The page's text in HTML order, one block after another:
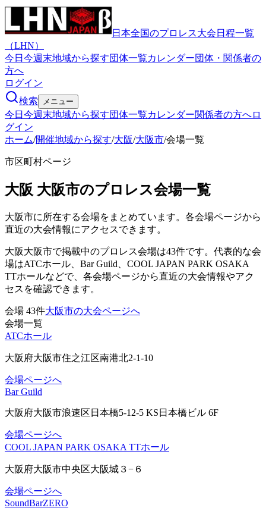
日本全国のプロレス大会日程一覧
（LHN）
今日 今週末地域から探す団体一覧カレンダー団体・関係者の
方へ
ログイン
検索
メニュー
今日 今週末地域から探す団体一覧カレンダー関係者の方へロ
グイン
ホーム/開催地域から探す/大阪/大阪市/会場一覧
市区町村ページ
大阪 大阪市のプロレス会場一覧
大阪市に所在する会場をまとめています。各会場ページから
直近の大会情報にアクセスできます。
大阪大阪市で掲載中のプロレス会場は43件です。代表的な会
場はATCホール、Bar Guild、COOL JAPAN PARK OSAKA
TTホールなどで、各会場ページから直近の大会情報やアク
セスを確認できます。
会場 43件大阪市の大会ページへ
会場一覧
ATCホール
大阪府大阪市住之江区南港北2-1-10
会場ページへ
Bar Guild
大阪府大阪市浪速区日本橋5-12-5 KS日本橋ビル 6F
会場ページへ
COOL JAPAN PARK OSAKA TTホール
大阪府大阪市中央区大阪城３−６
会場ページへ
SoundBarZERO